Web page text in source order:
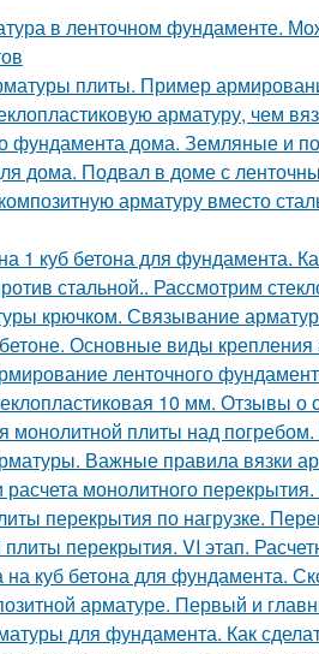
в ленточном фундаменте.
плиты. Пример
арматуру, чем
фундамента дома. Земляные и
дома. Подвал в доме с
арматуру вместо
1 куб бетона для фундамента.
стальной.. Рассмотрим
крючком. Связывание
Основные виды
ленточного
10 мм. Отзывы о
монолитной плиты над
Важные правила вязки
монолитного
перекрытия по нагрузке.
плиты перекрытия. VI этап.
куб бетона для фундамента.
арматуре. Первый и
для фундамента. Как